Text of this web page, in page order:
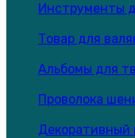
Инструменты
Товар для
Альбомы для
Проволока
Декоративный